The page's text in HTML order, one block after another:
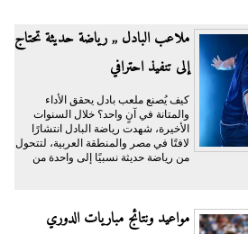
ملاعب البادل ,, رياضة حديثة تحتاج
إلى تنفيذ احترافي
كيف يُصنع ملعب بادل يحقق الأداء
والمتانة في آنٍ واحد؟ خلال السنوات
الأخيرة، شهدت رياضة البادل انتشارًا
لافتًا في مصر والمنطقة العربية، لتتحول
من رياضة حديثة نسبيًا إلى واحدة من
مواعيد ونتائج مباريات الدوري